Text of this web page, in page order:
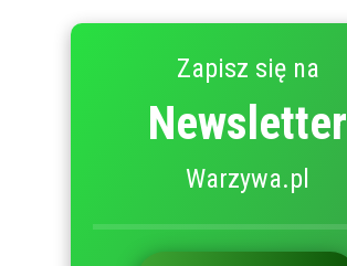
Zapisz się na
Newsletter
Warzywa.pl